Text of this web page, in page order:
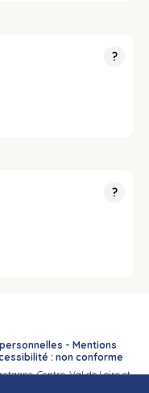
?
?
- Mentions
: non conforme
Centre-Val de Loire et